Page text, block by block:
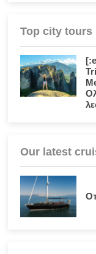
Top city tours
Our latest